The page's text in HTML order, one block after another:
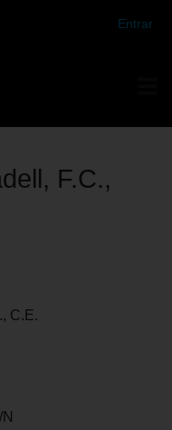
Entrar
F.C.,
C.E.